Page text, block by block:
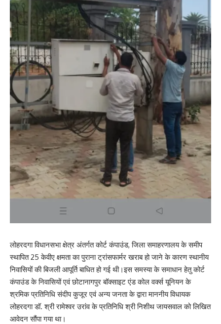
लोहरदगा विधानसभा क्षेत्र अंतर्गत कोर्ट कंपाउंड, जिला समाहरणालय के समीप
स्थापित 25 केवीए क्षमता का पुराना ट्रांसफार्मर खराब हो जाने के कारण स्थानीय
निवासियों की बिजली आपूर्ति बाधित हो गई थी।इस समस्या के समाधान हेतु कोर्ट
कंपाउंड के निवासियों एवं छोटानागपुर बॉक्साइट एंड कोल वर्क्स यूनियन के
श्रमिक प्रतिनिधि संदीप कुजूर एवं अन्य जनता के द्वारा माननीय विधायक
लोहरदगा डॉ. श्री रामेश्वर उरांव के प्रतिनिधि श्री निशीथ जायसवाल को लिखित
आवेदन सौंपा गया था।